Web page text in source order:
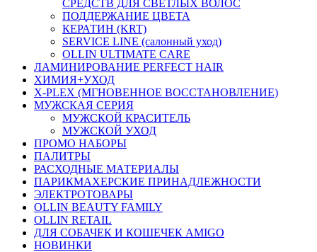
СРЕДСТВ ДЛЯ СВЕТЛЫХ ВОЛОС
ПОДДЕРЖАНИЕ ЦВЕТА
КЕРАТИН (KRT)
SERVICE LINE (салонный уход)
OLLIN ULTIMATE CARE
ЛАМИНИРОВАНИЕ PERFECT HAIR
ХИМИЯ+УХОД
X-PLEX (МГНОВЕННОЕ ВОССТАНОВЛЕНИЕ)
МУЖСКАЯ СЕРИЯ
МУЖСКОЙ КРАСИТЕЛЬ
МУЖСКОЙ УХОД
ПРОМО НАБОРЫ
ПАЛИТРЫ
РАСХОДНЫЕ МАТЕРИАЛЫ
ПАРИКМАХЕРСКИЕ ПРИНАДЛЕЖНОСТИ
ЭЛЕКТРОТОВАРЫ
OLLIN BEAUTY FAMILY
OLLIN RETAIL
ДЛЯ СОБАЧЕК И КОШЕЧЕК AMIGO
НОВИНКИ